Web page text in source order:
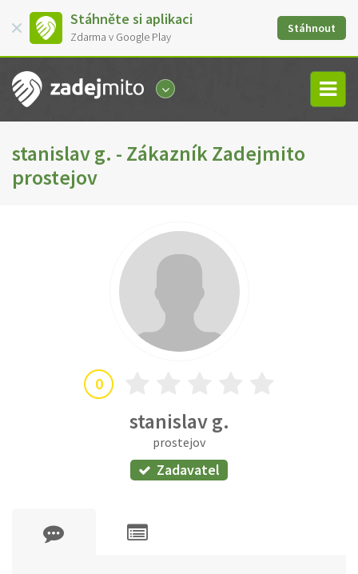
Stáhněte si aplikaci
Zdarma v Google Play
Stáhnout
stanislav g. - Zákazník Zadejmito
prostejov
0
stanislav g.
prostejov
Zadavatel